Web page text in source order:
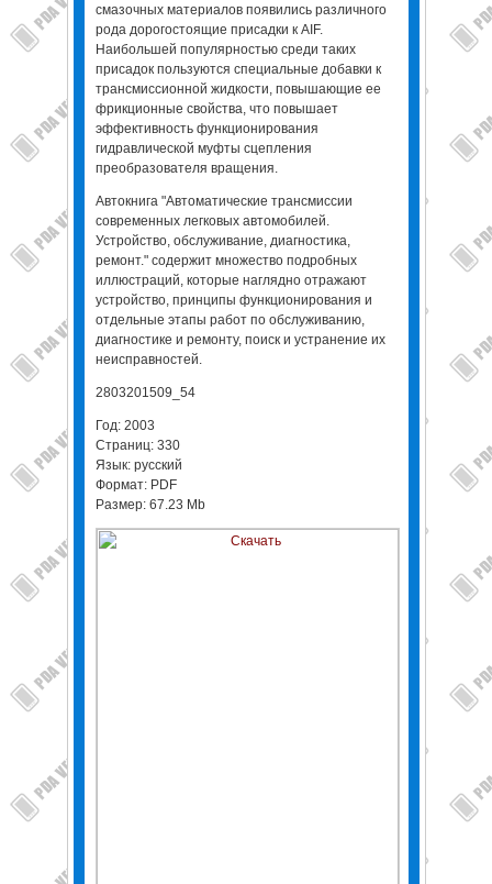
смазочных материалов появились различного
рода дорогостоящие присадки к AIF.
Наибольшей популярностью среди таких
присадок пользуются специальные добавки к
трансмиссионной жидкости, повышающие ее
фрикционные свойства, что повышает
эффективность функционирования
гидравлической муфты сцепления
преобразователя вращения.
Автокнига "Автоматические трансмиссии
современных легковых автомобилей.
Устройство, обслуживание, диагностика,
ремонт." содержит множество подробных
иллюстраций, которые наглядно отражают
устройство, принципы функционирования и
отдельные этапы работ по обслуживанию,
диагностике и ремонту, поиск и устранение их
неисправностей.
2803201509_54
Год: 2003
Страниц: 330
Язык: русский
Формат: PDF
Размер: 67.23 Mb